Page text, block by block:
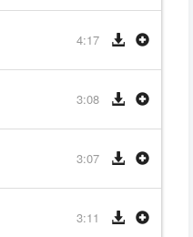
4:17
3:08
3:07
3:11